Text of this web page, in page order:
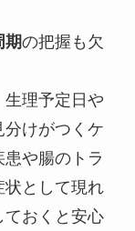
期の把握も欠
生理予定日や
けがつくケ
や腸のトラ
状として現れ
ておくと安心